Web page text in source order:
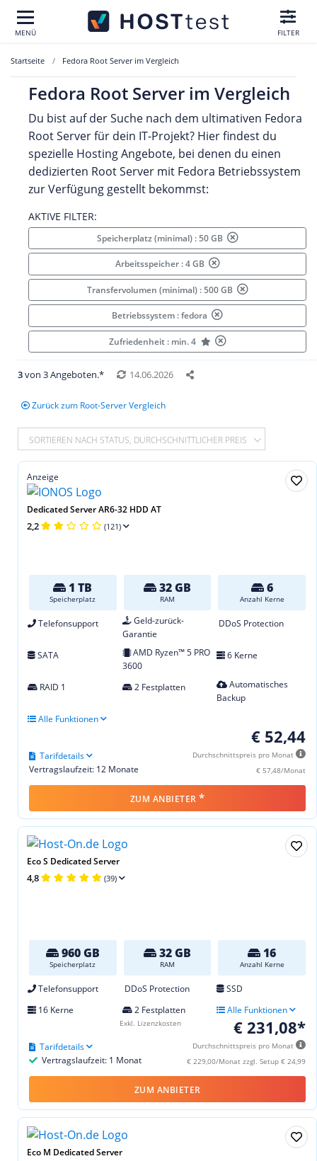
MENÜ FILTER
Startseite Fedora Root Server im Vergleich
Fedora Root Server im Vergleich
Du bist auf der Suche nach dem ultimativen Fedora
Root Server für dein IT-Projekt? Hier findest du
spezielle Hosting Angebote, bei denen du einen
dedizierten Root Server mit Fedora Betriebssystem
zur Verfügung gestellt bekommst:
AKTIVE FILTER:
Speicherplatz (minimal) : 50 GB
Arbeitsspeicher : 4 GB
Transfervolumen (minimal) : 500 GB
Betriebssystem : fedora
Zufriedenheit : min. 4
3von 3 Angeboten.* 14.06.2026
Zurück zum Root-Server Vergleich
SORTIEREN NACH STATUS, DURCHSCHNITTLICHER PREIS
Anzeige
Dedicated Server AR6-32 HDD AT
2,2 (121)
1 TB
Speicherplatz
32 GB
RAM
6
Anzahl Kerne
Telefonsupport
Geld-zurück-
Garantie
DDoS Protection
SATA
AMD Ryzen™ 5 PRO
3600
6 Kerne
RAID 1 2 Festplatten
Automatisches
Backup
Alle Funktionen
€ 52,44
Durchschnittspreis pro Monat
€ 57,48/Monat
Vertragslaufzeit: 12 Monate
Tarifdetails
ZUM ANBIETER *
Eco S Dedicated Server
4,8 (39)
960 GB
Speicherplatz
32 GB
RAM
16
Anzahl Kerne
Telefonsupport DDoS Protection
SSD
16 Kerne
2 Festplatten Alle Funktionen
€ 231,08*
Durchschnittspreis pro Monat
€ 229,00/Monat zzgl. Setup € 24,99
Vertragslaufzeit: 1 Monat
Tarifdetails
Exkl. Lizenzkosten
ZUM ANBIETER
Eco M Dedicated Server